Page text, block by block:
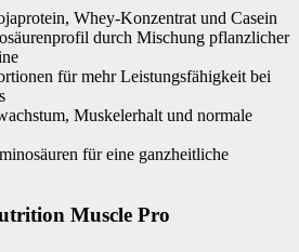
Whey-Konzentrat und Casein
durch Mischung pflanzlicher
für mehr Leistungsfähigkeit bei
Muskelerhalt und normale
für eine ganzheitliche
Muscle Pro